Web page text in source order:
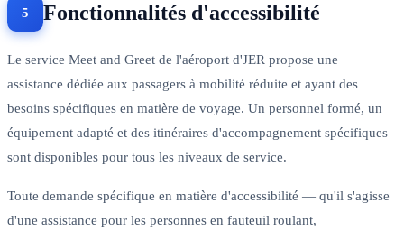
Fonctionnalités d'accessibilité
Le service Meet and Greet de l'aéroport d'JER propose une
assistance dédiée aux passagers à mobilité réduite et ayant des
besoins spécifiques en matière de voyage. Un personnel formé, un
équipement adapté et des itinéraires d'accompagnement spécifiques
sont disponibles pour tous les niveaux de service.
Toute demande spécifique en matière d'accessibilité — qu'il s'agisse
d'une assistance pour les personnes en fauteuil roulant,